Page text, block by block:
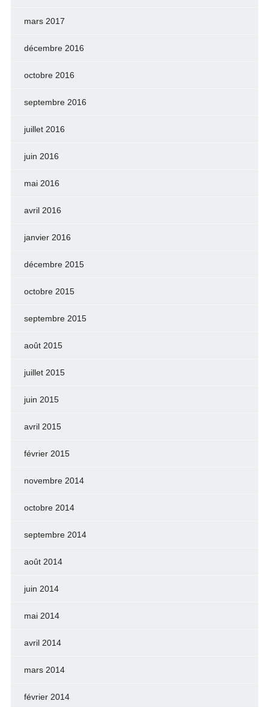
mars 2017
décembre 2016
octobre 2016
septembre 2016
juillet 2016
juin 2016
mai 2016
avril 2016
janvier 2016
décembre 2015
octobre 2015
septembre 2015
août 2015
juillet 2015
juin 2015
avril 2015
février 2015
novembre 2014
octobre 2014
septembre 2014
août 2014
juin 2014
mai 2014
avril 2014
mars 2014
février 2014